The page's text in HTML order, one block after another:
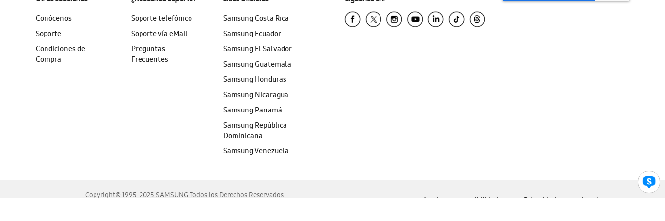
Conócenos
Soporte
Condiciones de
Compra
Soporte telefónico
Soporte vía eMail
Preguntas
Frecuentes
Samsung Costa Rica
Samsung Ecuador
Samsung El Salvador
Samsung Guatemala
Samsung Honduras
Samsung Nicaragua
Samsung Panamá
Samsung República
Dominicana
Samsung Venezuela
Copyright© 1995-2025 SAMSUNG Todos los Derechos Reservados.
Ayuda para accesibilidad Privacidad Legal